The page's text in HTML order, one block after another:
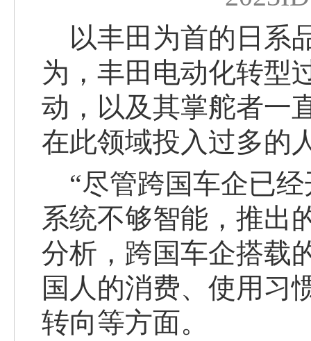
以丰田为首的日系
为，丰田电动化转型
动，以及其掌舵者一
在此领域投入过多的
“尽管跨国车企已经
系统不够智能，推出
分析，跨国车企搭载
国人的消费、 使用 习
转向等方面。